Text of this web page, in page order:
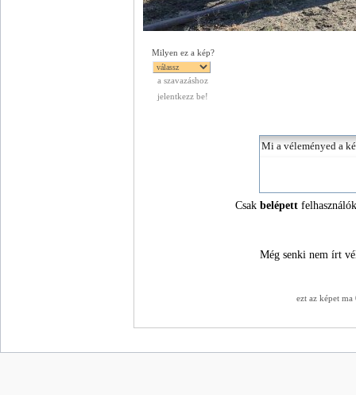
Milyen ez a kép?
a szavazáshoz
jelentkezz be!
Csakbelépett
Még senki nem írt
ezt az képet ma